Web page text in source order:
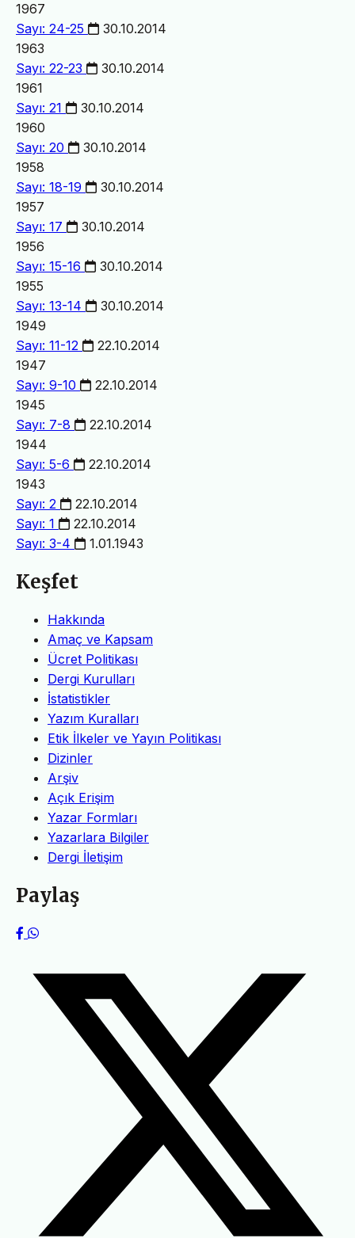
1967
Sayı: 24-25
30.10.2014
1963
Sayı: 22-23
30.10.2014
1961
Sayı: 21
30.10.2014
1960
Sayı: 20
30.10.2014
1958
Sayı: 18-19
30.10.2014
1957
Sayı: 17
30.10.2014
1956
Sayı: 15-16
30.10.2014
1955
Sayı: 13-14
30.10.2014
1949
Sayı: 11-12
22.10.2014
1947
Sayı: 9-10
22.10.2014
1945
Sayı: 7-8
22.10.2014
1944
Sayı: 5-6
22.10.2014
1943
Sayı: 2
22.10.2014
Sayı: 1
22.10.2014
Sayı: 3-4
1.01.1943
Keşfet
Hakkında
Amaç ve Kapsam
Ücret Politikası
Dergi Kurulları
İstatistikler
Yazım Kuralları
Etik İlkeler ve Yayın Politikası
Dizinler
Arşiv
Açık Erişim
Yazar Formları
Yazarlara Bilgiler
Dergi İletişim
Paylaş